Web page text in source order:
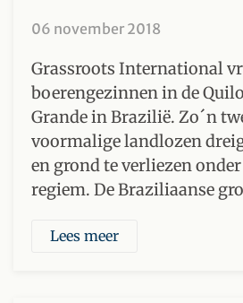
06 november 2018
Grassroots International
boerengezinnen in de
Grande in Brazilië. Zo´n
voormalige landlozen
en grond te verliezen
regiem. De Braziliaanse
Lees meer